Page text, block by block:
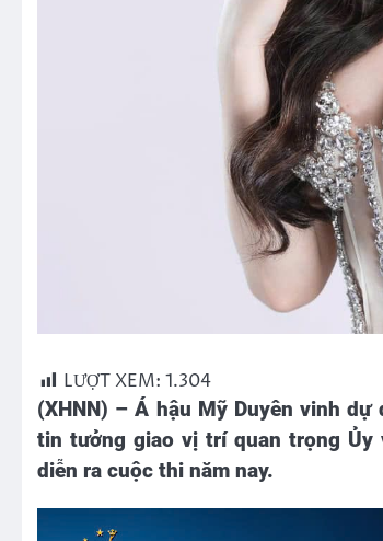
LƯỢT XEM: 1.304
(XHNN) – Á hậu Mỹ Duyên vinh
tin tưởng giao vị trí quan trọng Ủy
diễn ra cuộc thi năm nay.